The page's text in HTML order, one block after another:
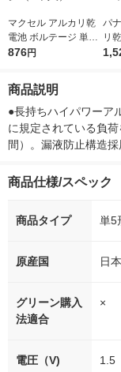
マクセル アルカリ乾
電池 ボルテージ 単3
形 LR6（T）8P 1パッ
876円
パ
リ
J/
商品説明
●長持ちハイパワーア
に規定されている負
間）。漏液防止構造採
商品仕様/スペック
商品タイプ 単5
原産国 日本
グリーン購入
法適合
×
電圧（V) 1.5